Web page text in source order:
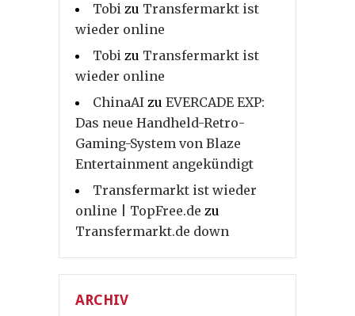
Tobi zu Transfermarkt ist
wieder online
Tobi zu Transfermarkt ist
wieder online
ChinaAI zu EVERCADE EXP:
Das neue Handheld-Retro-
Gaming-System von Blaze
Entertainment angekündigt
Transfermarkt ist wieder
online | TopFree.de zu
Transfermarkt.de down
ARCHIV